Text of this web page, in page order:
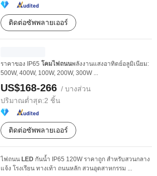
ติดต่อซัพพลายเออร์
ราคาของ IP65 โคมไฟถนนพลังงานแสงอาทิตย์อลูมิเนียม:
500W, 400W, 100W, 200W, 300W ...
US$168-266 / บางส่วน
ปริมาณต่ำสุด:2 ชิ้น
ติดต่อซัพพลายเออร์
ไฟถนน LED กันน้ำ IP65 120W ราคาถูก สำหรับสวนกลาง
แจ้ง โรงเรียน ทางเท้า ถนนหลัก สวนอุตสาหกรรม ...